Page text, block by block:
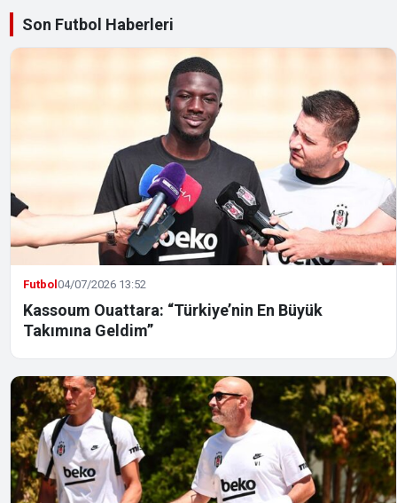
Son Futbol Haberleri
Futbol04/07/2026 13:52
Kassoum Ouattara: “Türkiye’nin En Büyük
Takımına Geldim”